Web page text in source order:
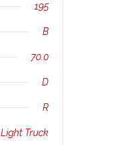
195
B
70.0
D
R
Light Truck